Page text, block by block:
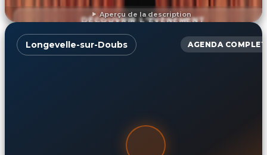
Aperçu de la description
DÉCOUVRIR L'ÉVÉNEMENT
Longevelle-sur-Doubs AGENDA COMPLET